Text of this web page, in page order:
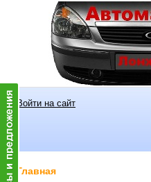
Войти на сайт
Главная